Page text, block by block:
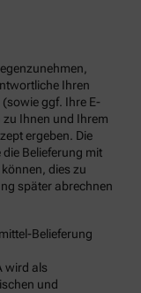
Ihren
ggf. Ihre E-
Ihnen und Ihrem
ergeben. Die
Belieferung mit
dies zu
später abrechnen
Belieferung
wird als
und